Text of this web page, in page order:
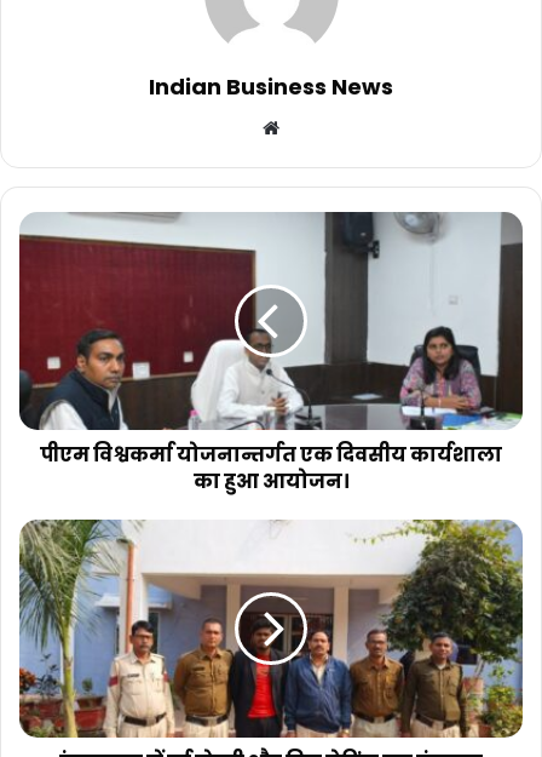
Indian Business News
Website
पीएम विश्वकर्मा योजनान्तर्गत एक दिवसीय कार्यशाला
का हुआ आयोजन।